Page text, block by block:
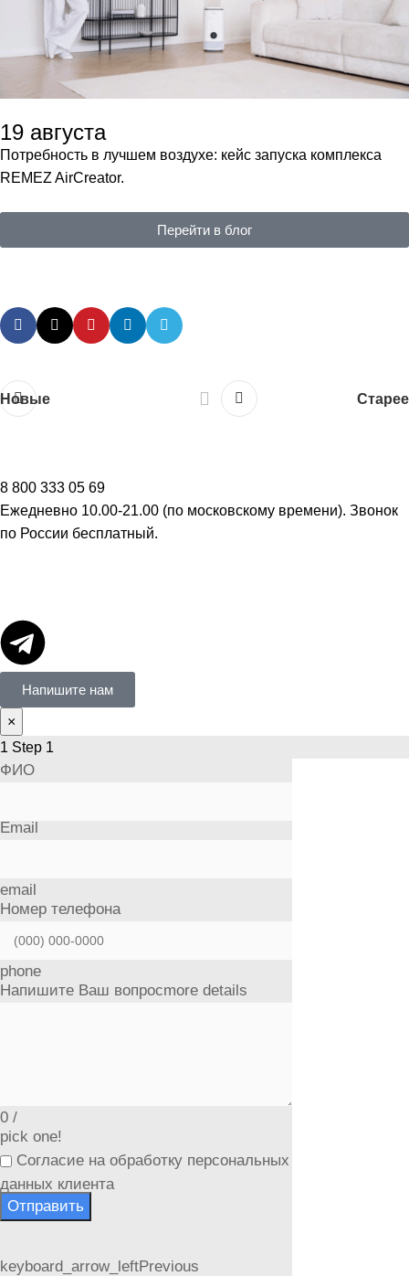
19 августа
Потребность в лучшем воздухе: кейс запуска комплекса
REMEZ AirCreator.
Перейти в блог
Новые Старее
8 800 333 05 69
Ежедневно 10.00-21.00 (по московскому времени). Звонок
по России бесплатный.
Напишите нам
×
1 Step 1
ФИО
Email
email
Номер телефона
phone
Напишите Ваш вопросmore details
0 /
pick one!
Согласие на обработку персональных
данных клиента
Отправить
keyboard_arrow_leftPrevious